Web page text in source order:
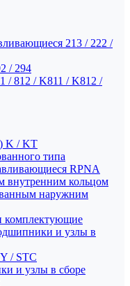
213 / 222 /
/ 294
/ 812 / K811 / K812 /
K / KT
типа
RPNA
внутренним кольцом
наружним
комплектующие
и узлы в
/ STC
и узлы в сборе